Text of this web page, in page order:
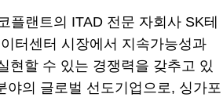
플랜트의 ITAD 전문 자회사 SK테
터센터 시장에서 지속가능성과
현할 수 있는 경쟁력을 갖추고 있
야의 글로벌 선도기업으로, 싱가포